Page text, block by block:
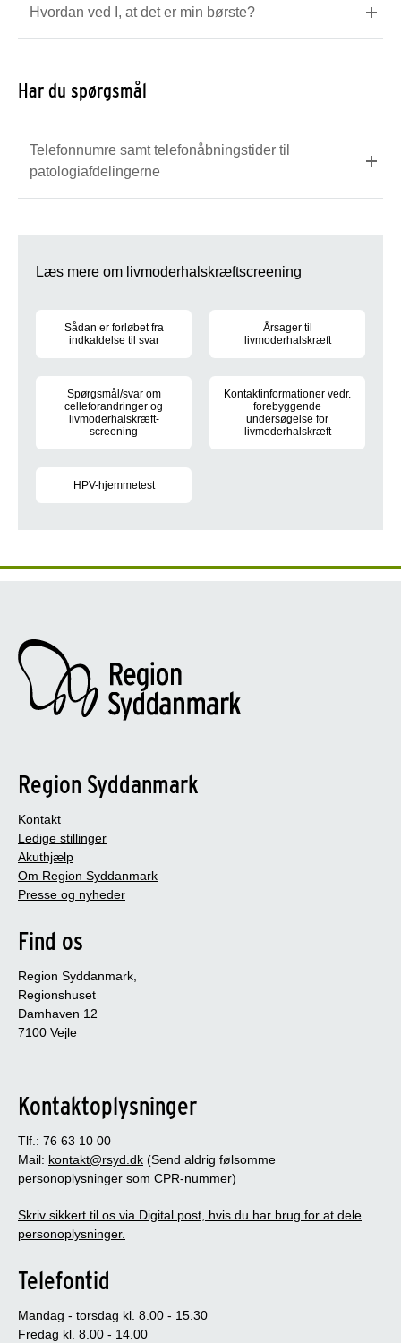
Hvordan ved I, at det er min børste?
Har du spørgsmål
Telefonnumre samt telefonåbningstider til
patologiafdelingerne
Læs mere om livmoderhalskræftscreening
Sådan er forløbet fra
indkaldelse til svar
Årsager til
livmoderhalskræft
Spørgsmål/svar om
celleforandringer og
livmoderhalskræft-
screening
Kontaktinformationer vedr.
forebyggende
undersøgelse for
livmoderhalskræft
HPV-hjemmetest
Region Syddanmark
Kontakt
Ledige stillinger
Akuthjælp
Om Region Syddanmark
Presse og nyheder
Find os
Region Syddanmark,
Regionshuset
Damhaven 12
7100 Vejle
Kontaktoplysninger
Tlf.: 76 63 10 00
Mail: kontakt@rsyd.dk (Send aldrig følsomme
personoplysninger som CPR-nummer)
Skriv sikkert til os via Digital post, hvis du har brug for at dele
personoplysninger.
Telefontid
Mandag - torsdag kl. 8.00 - 15.30
Fredag kl. 8.00 - 14.00